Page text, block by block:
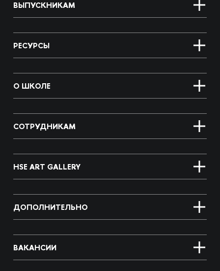
ВЫПУСКНИКАМ
РЕСУРСЫ
О ШКОЛЕ
СОТРУДНИКАМ
HSE ART GALLERY
ДОПОЛНИТЕЛЬНО
ВАКАНСИИ